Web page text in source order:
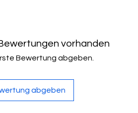
vorhanden
Bewertung abgeben.
abgeben